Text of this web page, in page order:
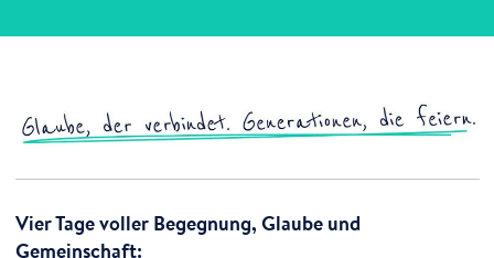
Vier Tage voller Begegnung, Glaube und
Gemeinschaft: